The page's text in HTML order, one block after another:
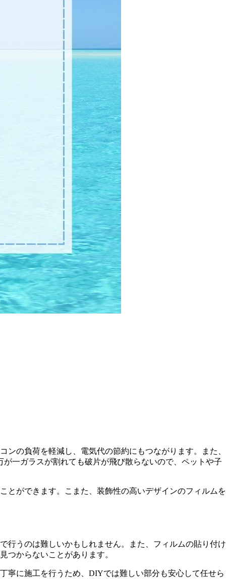
の負荷を軽減し、電気代の節約にもつながります。また、
一ガラスが割れても破片が飛び散らないので、ペットや子
とができます。こまた、装飾性の高いデザインのフィルムを
行うのは難しいかもしれません。また、フィルムの貼り付け
つからないことがあります。
寧に施工を行うため、DIYでは難しい部分も安心して任せら